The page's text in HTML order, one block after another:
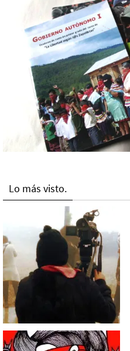
Lo más visto.